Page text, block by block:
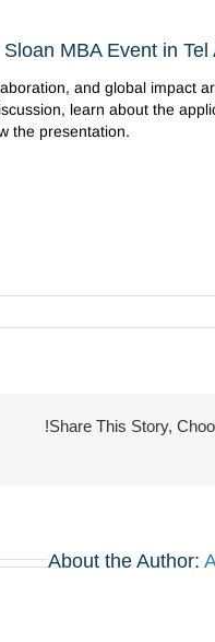
Sloan MBA Event in
, and global impact
learn about the
the presentation.
Share This Story,
About the Author: